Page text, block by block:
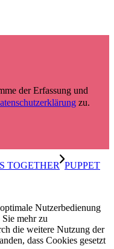
der Erfassung und
zu.
TOGETHER PUPPET
Nutzerbedienung
mehr zu
die weitere Nutzung der
dass Cookies gesetzt